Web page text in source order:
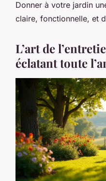
Donner à votre jardin
claire, fonctionnelle, et
L’art de
éclatant toute